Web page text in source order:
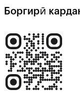
Боргирӣ